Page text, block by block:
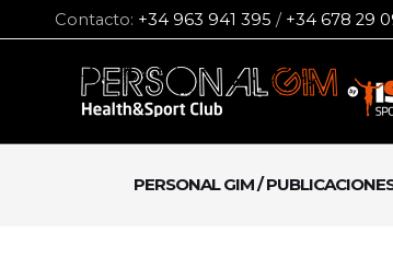
Contacto: +34 963 941 395 / +34 678 29
PERSONAL GIM/